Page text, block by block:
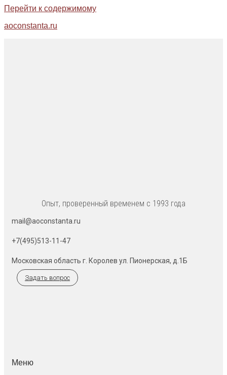
Перейти к содержимому
aoconstanta.ru
Опыт, проверенный временем с 1993 года
mail@aoconstanta.ru
+7(495)513-11-47
Московская область г. Королев ул. Пионерская, д.1Б
Задать вопрос
Меню